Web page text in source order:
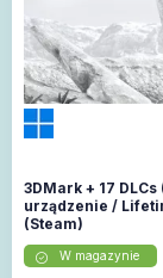
3DMark + 17 DLCs
urządzenie /
(Steam)
W magazynie